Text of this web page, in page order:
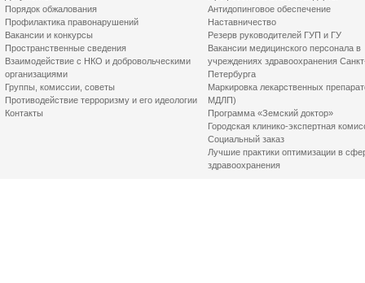
Порядок обжалования
Профилактика правонарушений
Вакансии и конкурсы
Пространственные сведения
Взаимодействие с НКО и добровольческими
организациями
Группы, комиссии, советы
Противодействие терроризму и его идеологии
Контакты
Антидопинговое обеспечение
Наставничество
Резерв руководителей ГУП и ГУ
Вакансии медицинского персонала в
учреждениях здравоохранения
Петербурга
Маркировка лекарственных
МДЛП)
Программа «Земский доктор»
Городская клинико-экспертная
Социальный заказ
Лучшие практики оптимизации в
здравоохранения